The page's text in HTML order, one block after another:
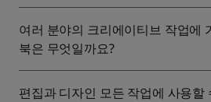
여러 분야의 크리에이티브 작업에
북은 무엇일까요?
편집과 디자인 모든 작업에 사용할